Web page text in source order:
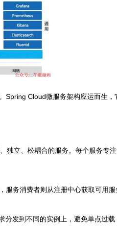
Cloud微服务架构应运而生
立、松耦合的服务。每个服务专
服务消费者则从注册中心获取可用
分发到不同的实例上，避免单点过